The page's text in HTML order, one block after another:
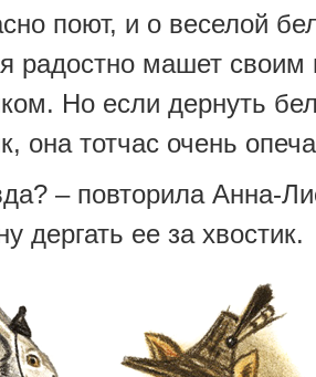
поют, и о веселой
радостно машет
Но если дернуть
она тотчас очень
– повторила Анна-
дергать ее за хвостик.